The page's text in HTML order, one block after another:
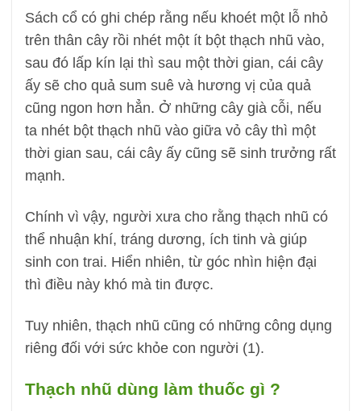
Sách cổ có ghi chép rằng nếu khoét một lỗ nhỏ
trên thân cây rồi nhét một ít bột thạch nhũ vào,
sau đó lấp kín lại thì sau một thời gian, cái cây
ấy sẽ cho quả sum suê và hương vị của quả
cũng ngon hơn hẳn. Ở những cây già cỗi, nếu
ta nhét bột thạch nhũ vào giữa vỏ cây thì một
thời gian sau, cái cây ấy cũng sẽ sinh trưởng rất
mạnh.
Chính vì vậy, người xưa cho rằng thạch nhũ có
thể nhuận khí, tráng dương, ích tinh và giúp
sinh con trai. Hiển nhiên, từ góc nhìn hiện đại
thì điều này khó mà tin được.
Tuy nhiên, thạch nhũ cũng có những công dụng
riêng đối với sức khỏe con người (1).
Thạch nhũ dùng làm thuốc gì ?